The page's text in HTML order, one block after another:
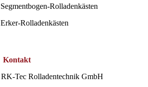
Segmentbogen-Rolladenkästen
Erker-Rolladenkästen
Kontakt
RK-Tec Rolladentechnik GmbH